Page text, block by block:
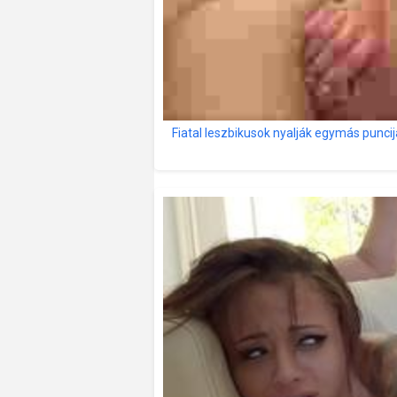
Fiatal leszbikusok nyalják egymás